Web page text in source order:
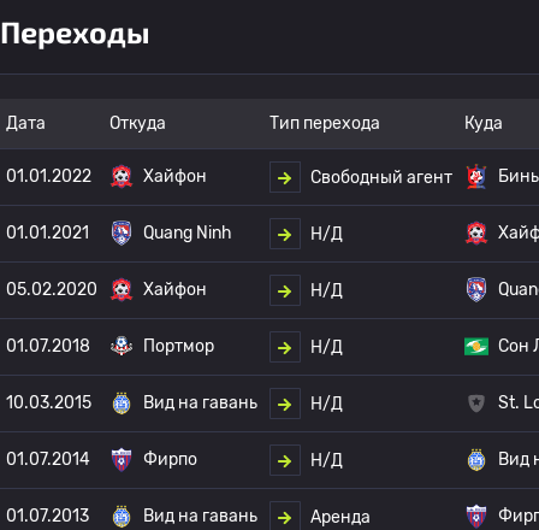
Переходы
Дата Откуда Тип перехода Куда
01.01.2022 Хайфон Свободный агент
01.01.2021 Quang Ninh Н/Д
05.02.2020 Хайфон Н/Д
01.07.2018 Портмор Н/Д Сон
10.03.2015 Вид на гавань Н/Д St.
01.07.2014 Фирпо Н/Д Вид
01.07.2013 Вид на гавань Аренда